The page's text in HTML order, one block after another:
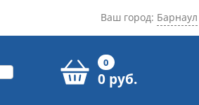
Ваш город: Барнаул
0
0 руб.